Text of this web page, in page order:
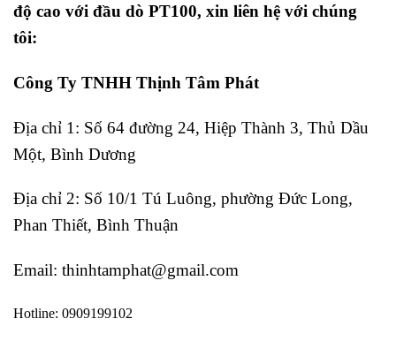
độ cao với đầu dò PT100, xin liên hệ với chúng
tôi:
Công Ty TNHH Thịnh Tâm Phát
Địa chỉ 1: Số 64 đường 24, Hiệp Thành 3, Thủ Dầu
Một, Bình Dương
Địa chỉ 2: Số 10/1 Tú Luông, phường Đức Long,
Phan Thiết, Bình Thuận
Email: thinhtamphat@gmail.com
Hotline: 0909199102